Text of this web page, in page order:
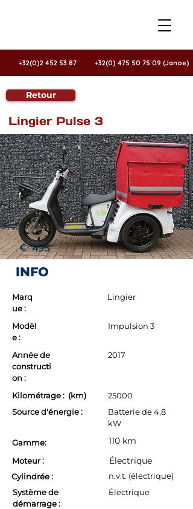
+32(0)2 452 53 87 +32(0) 475 50 75 09 (Janoe)
Retour
Lingier Pulse 3
€ 495
INFO
Marq
ue :
Lingier
Modèl
e :
Impulsion 3
Année de
constructi
on :
2017
Kilométrage : (km)
25000
Source d'énergie :
Batterie de 4,8
kW
Gamme:
110 km
Moteur : Électrique
Cylindrée :
n.v.t. (électrique)
Système de
démarrage :
Électrique